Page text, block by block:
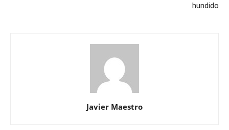
hundido
Javier Maestro